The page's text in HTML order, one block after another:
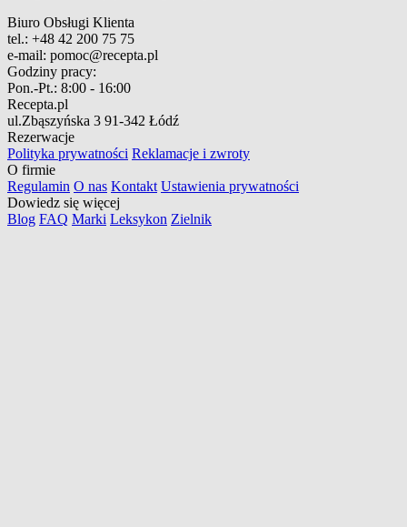
Biuro Obsługi Klienta
tel.: +48 42 200 75 75
e-mail: pomoc@recepta.pl
Godziny pracy:
Pon.-Pt.: 8:00 - 16:00
Recepta.pl
ul.Zbąszyńska 3 91-342 Łódź
Rezerwacje
Polityka prywatności Reklamacje i zwroty
O firmie
Regulamin O nas Kontakt Ustawienia prywatności
Dowiedz się więcej
Blog FAQ Marki Leksykon Zielnik